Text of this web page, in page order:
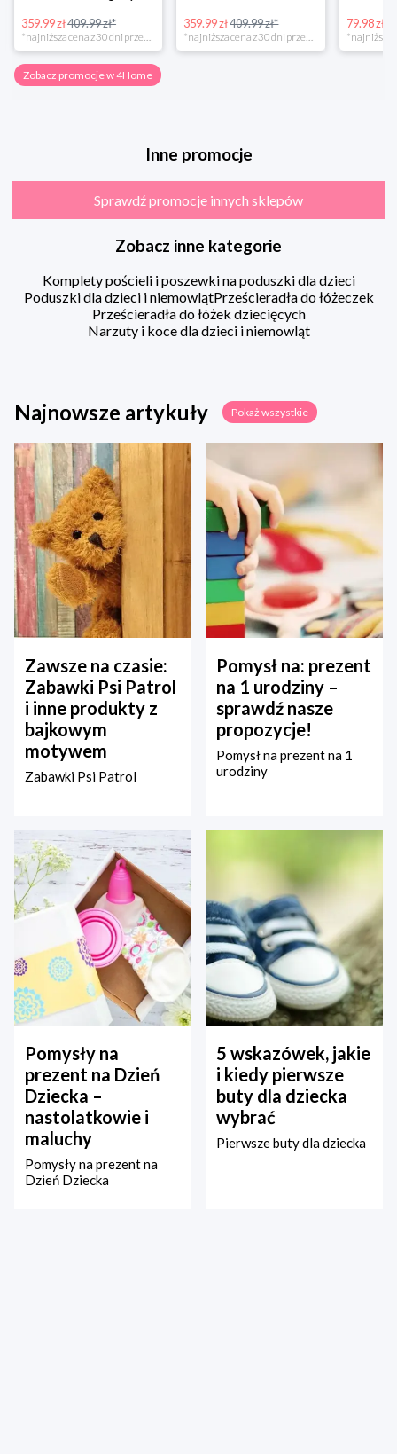
359.99 zł409.99 zł* 359.99 zł409.99 zł* 79.98 zł
Zobacz promocje w 4Home
Inne promocje
Sprawdź promocje innych sklepów
Zobacz inne kategorie
Komplety pościeli i poszewki na poduszki dla dzieci
Poduszki dla dzieci i niemowlątPrześcieradła do łóżeczek
Prześcieradła do łóżek dziecięcych
Narzuty i koce dla dzieci i niemowląt
Najnowsze artykuły Pokaż wszystkie
Zawsze na czasie:
Zabawki Psi Patrol
i inne produkty z
bajkowym
motywem
Zabawki Psi Patrol
Pomysł na: prezent
na 1 urodziny –
sprawdź nasze
propozycje!
Pomysł na prezent na 1
urodziny
Pomysły na
prezent na Dzień
Dziecka –
nastolatkowie i
maluchy
Pomysły na prezent na
Dzień Dziecka
5 wskazówek, jakie
i kiedy pierwsze
buty dla dziecka
wybrać
Pierwsze buty dla dziecka